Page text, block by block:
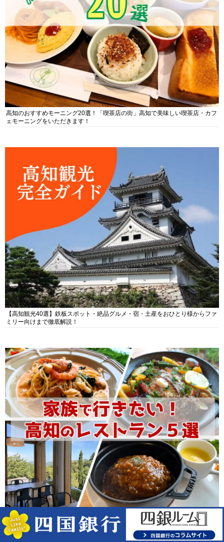
高知のおすすめモーニング20選！「喫茶店の街」高知で美味しい喫茶店・カフ
ェモーニングをいただきます！
【高知観光40選】鉄板スポット・絶品グルメ・宿・土産をおひとり様からファ
ミリー向けまで徹底解説！
家族で行きたい高知のレストランおススメ５選！植物園内のレストランからイ
タリアンに中華まで楽しめる